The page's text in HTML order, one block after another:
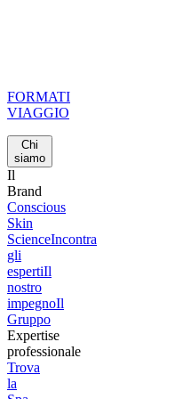
FORMATI
VIAGGIO
Chi
siamo
Il
Brand
Conscious
Skin
ScienceIncontra
gli
espertiIl
nostro
impegnoIl
Gruppo
Expertise
professionale
Trova
la